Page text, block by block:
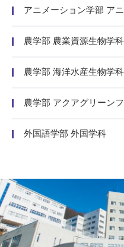
アニメーション学部 ア
農学部 農業資源生物学科
農学部 海洋水産生物学科
農学部 アクアグリーン
外国語学部 外国学科